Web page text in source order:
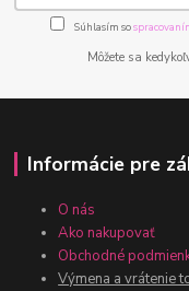
Súhlasím so
Môžete sa
Informácie pre
O nás
Ako nakupovať
Obchodné
Výmena a vrátenie